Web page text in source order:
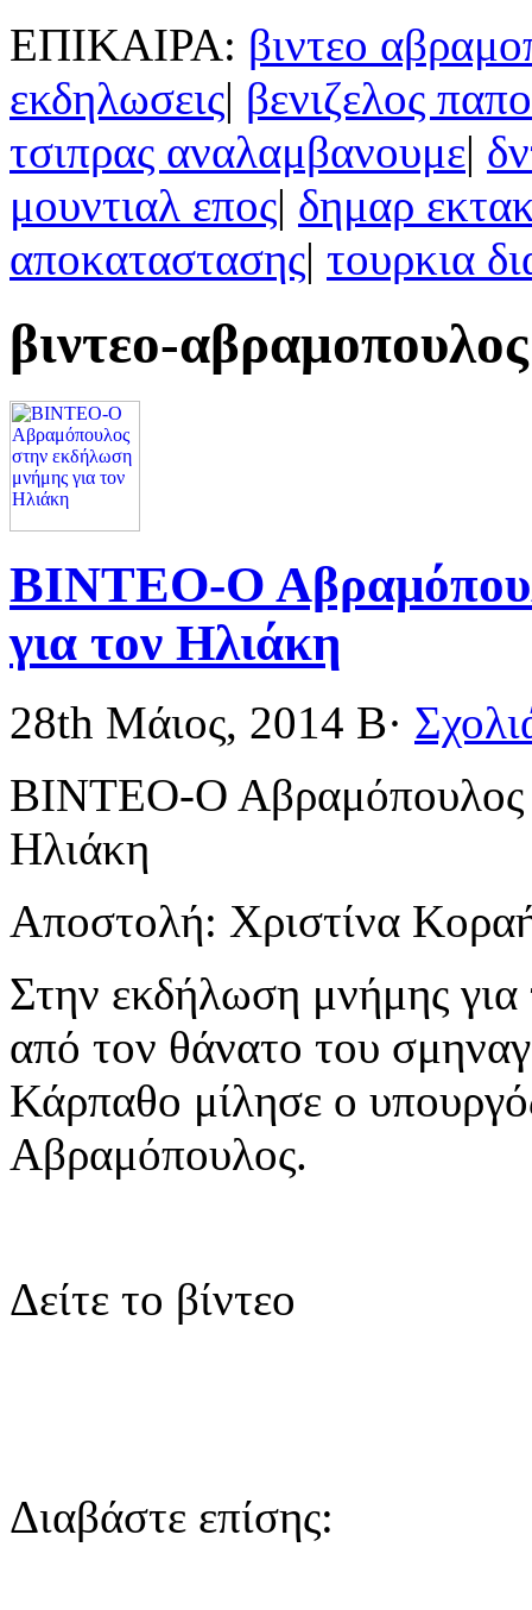
ΕΠΙΚΑΙΡΑ: βιντεο
εκδηλωσεις| βενιζελος
τσιπρας αναλαμβανουμε|
μουντιαλ επος| δημαρ
αποκαταστασης| τουρκια
βιντεο-αβραμοπουλος
ΒΙΝΤΕΟ-Ο
για τον Ηλιάκη
28th Μάιος, 2014 Β·
ΒΙΝΤΕΟ-Ο Αβραμόπουλος
Ηλιάκη
Αποστολή: Χριστίνα
Στην εκδήλωση μνήμης
από τον θάνατο του
Κάρπαθο μίλησε ο
Αβραμόπουλος.
Δείτε το βίντεο
Διαβάστε επίσης: